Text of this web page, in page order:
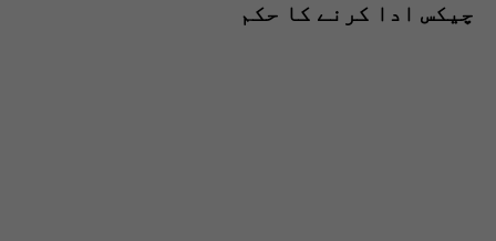
چیکس ادا کرنے کا حکم